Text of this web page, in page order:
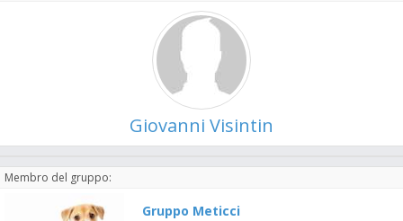
Giovanni Visintin
Membro del gruppo:
Gruppo Meticci